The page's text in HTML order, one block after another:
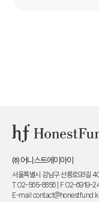
㈜ 어니스트에이아이
서울특별시 강남구 선릉로93길
T 02-565-8856| F 02-6919-
E-mail